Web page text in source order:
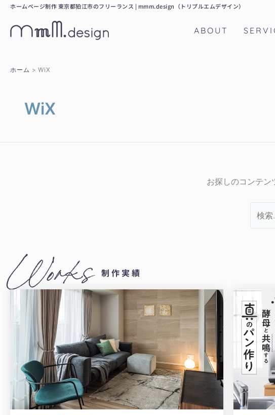
ホームページ制作 東京都狛江市のフリーランス | mmm.design（トリプルエムデザイン）
ABOUT
ホーム WiX
WiX
お探しのコンテン
対
Works 制作実績